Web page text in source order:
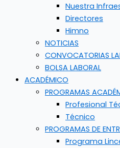
Nuestra
Directores
Himno
NOTICIAS
CONVOCATORIAS
BOLSA LABORAL
ACADÉMICO
PROGRAMAS
Profesional
Técnico
PROGRAMAS DE
Programa